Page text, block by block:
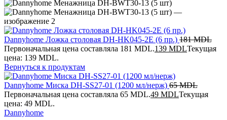
Dannyhome Ложка столовая DH-HK045-2E (6 пр.) 181MDL
Первоначальная цена составляла 181 MDL.139 MDLТекущая
цена: 139 MDL.
Вернуться к продуктам
Dannyhome Миска DH-SS27-01 (1200 мл/нерж) 65MDL
Первоначальная цена составляла 65 MDL.49 MDLТекущая
цена: 49 MDL.
Dannyhome